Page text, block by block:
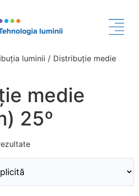
luminii / Distribuție medie
medie
25º